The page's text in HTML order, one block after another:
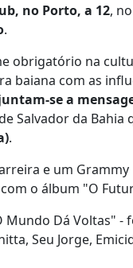
no Porto, a 12, no
.
obrigatório na
baiana com as
se a
Salvador da Bahia
.
e um
o álbum "O
Mundo Dá Voltas"
Seu Jorge,